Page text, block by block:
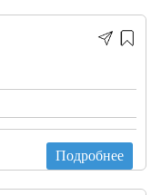
Подробнее